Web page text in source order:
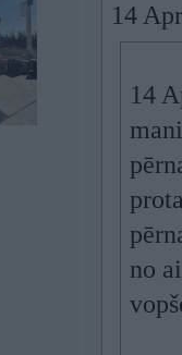
14
14
no